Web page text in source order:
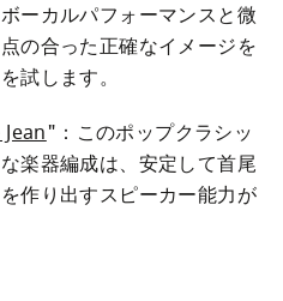
ーカルパフォーマンスと微
の合った正確なイメージを
試します。
"：このポップクラシッ
楽器編成は、安定して首尾
作り出すスピーカー能力が